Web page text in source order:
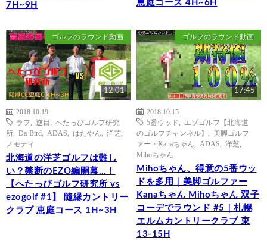
7H~9H
恵庭コース 4H~6H
ゴルフのラウンド動画
12:01
2018.10.19
ラフ
逆目
へたっぴゴルフ研究
所
Da-Bird ADAS はたやん 洋芝
ノモティ
北海道の洋芝ゴルフは難し
い？禁断のEZO編開幕…！
【へたっぴゴルフ研究所 vs
ezogolf #1】 隨縁カントリー
クラブ 恵庭コース 1H~3H
ゴルフのラウンド動画
17:45
2018.10.15
5番ウッド
エゾゴルフ【北海道
のゴルフチャンネル】
美脚ゴルフ
ァー・Kanaちゃん
ADAS 洋芝
Mihoちゃん
Mihoちゃん、得意の5番ウッ
ドを多用｜美脚ゴルファー
Kanaちゃん Mihoちゃん 双子
コーデでラウンド #5｜札幌
エルムカントリークラブ 東
13-15H